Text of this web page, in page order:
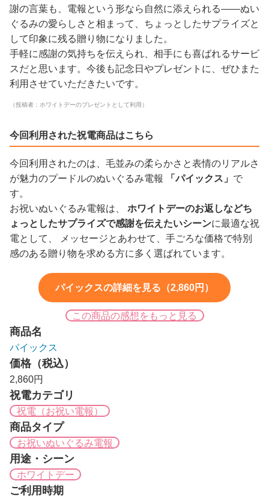
謝の言葉も、電報という形なら自然に添えられる——ぬい
ぐるみの愛らしさと相まって、ちょっとしたサプライズと
して印象に残る贈り物になりました。
手軽に感謝の気持ちを伝えられ、相手にも喜ばれるサービ
スだと思います。今後も記念日やプレゼントに、ぜひまた
利用させていただきたいです。
（投稿者：ホワイトデーのプレゼントとして利用）
今回利用された祝電商品はこちら
今回利用されたのは、毛並みの柔らかさと表情のリアルさ
が魅力のプードルのぬいぐるみ電報
「パイックス」 で
す。
お祝いぬいぐるみ電報は、 ホワイトデーのお返しなどち
ょっとしたサプライズで感謝を伝えたいシーンに最適な祝
電として、 メッセージとあわせて、手ごろな価格で特別
感のある贈り物を求める方に多く選ばれています。
パイックスの詳細を見る（2,860円）
この商品の感想をもっと見る
商品名
パイックス
価格（税込）
2,860円
祝電カテゴリ
祝電（お祝い電報）
商品タイプ
お祝いぬいぐるみ電報
用途・シーン
ホワイトデー
ご利用時期